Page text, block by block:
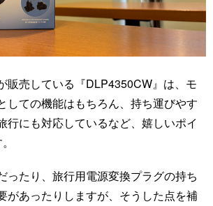
販売している『DLP4350CW』は、モ
しての機能はもちろん、持ち運びやす
行にも対応しているなど、嬉しいポイ
ったり、旅行用電源変換プラグの持ち
があったりしますが、そうした点を補